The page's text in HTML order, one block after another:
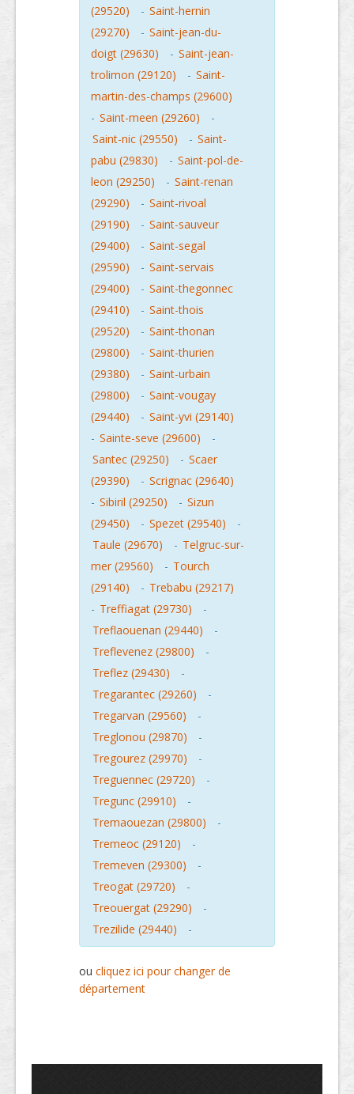
(29520)
- Saint-hernin
(29270)
- Saint-jean-du-
doigt (29630)
- Saint-jean-
trolimon (29120)
- Saint-
martin-des-champs (29600)
- Saint-meen (29260)
-
Saint-nic (29550)
- Saint-
pabu (29830)
- Saint-pol-de-
leon (29250)
- Saint-renan
(29290)
- Saint-rivoal
(29190)
- Saint-sauveur
(29400)
- Saint-segal
(29590)
- Saint-servais
(29400)
- Saint-thegonnec
(29410)
- Saint-thois
(29520)
- Saint-thonan
(29800)
- Saint-thurien
(29380)
- Saint-urbain
(29800)
- Saint-vougay
(29440)
- Saint-yvi (29140)
- Sainte-seve (29600)
-
Santec (29250)
- Scaer
(29390)
- Scrignac (29640)
- Sibiril (29250) - Sizun
(29450)
- Spezet (29540)
-
Taule (29670)
- Telgruc-sur-
mer (29560)
- Tourch
(29140)
- Trebabu (29217)
- Treffiagat (29730)
-
Treflaouenan (29440)
-
Treflevenez (29800)
-
Treflez (29430)
-
Tregarantec (29260)
-
Tregarvan (29560)
-
Treglonou (29870)
-
Tregourez (29970)
-
Treguennec (29720)
-
Tregunc (29910)
-
Tremaouezan (29800)
-
Tremeoc (29120)
-
Tremeven (29300)
-
Treogat (29720)
-
Treouergat (29290)
-
Trezilide (29440)
-
ou cliquez ici pour changer de
département